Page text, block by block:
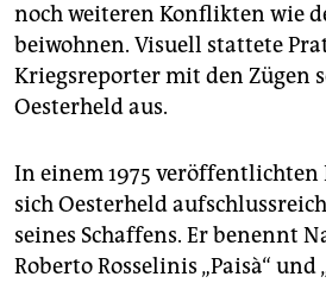
noch weiteren Konflikten wie
beiwohnen. Visuell stattete
Kriegsreporter mit den Zügen
Oesterheld aus.
In einem 1975
sich Oesterheld
seines Schaffens. Er benennt
Roberto Rosselinis „Paisà“ und